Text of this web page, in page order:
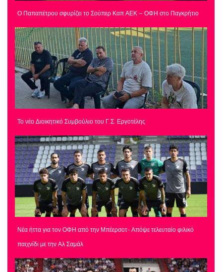
Ο Παπαπέτρου σφυρίζει το Σούπερ Καπ ΑΕΚ – ΟΦΗ στο Παγκρήτιο
Το νέο Διοικητικό Συμβούλιο του Γ.Σ. Εργοτέλης
Νέα ήττα για τον ΟΦΗ από την Μπέερσοτ- Απόψε τελευταίο φιλικό
παιχνίδι με την Αλ Σαμάλ